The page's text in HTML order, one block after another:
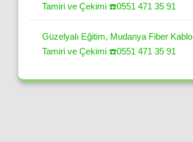
Tamiri ve Çekimi ☎️0551 471 35 91
Güzelyalı Eğitim, Mudanya Fiber Kablo
Tamiri ve Çekimi ☎️0551 471 35 91